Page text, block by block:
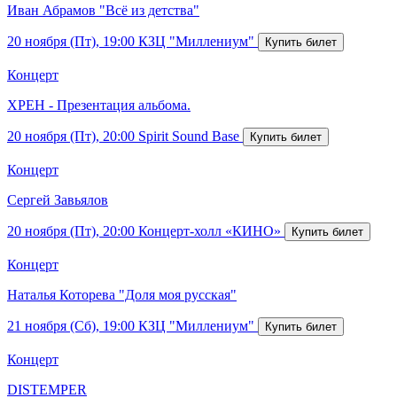
Иван Абрамов "Всё из детства"
20 ноября (Пт), 19:00 КЗЦ "Миллениум"
Концерт
ХРЕН - Презентация альбома.
20 ноября (Пт), 20:00 Spirit Sound Base
Концерт
Сергей Завьялов
20 ноября (Пт), 20:00 Концерт-холл «КИНО»
Концерт
Наталья Которева "Доля моя русская"
21 ноября (Сб), 19:00 КЗЦ "Миллениум"
Концерт
DISTEMPER